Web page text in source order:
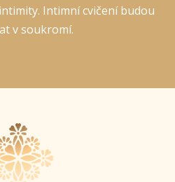
Intimní cvičení budou
v soukromí.